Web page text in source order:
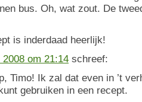
bus. Oh, wat zout. De
is inderdaad heerlijk!
om 21:14 schreef:
Timo! Ik zal dat even in ’t
gebruiken in een recept.